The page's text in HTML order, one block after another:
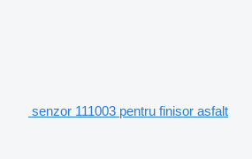
senzor 111003 pentru finisor asfalt